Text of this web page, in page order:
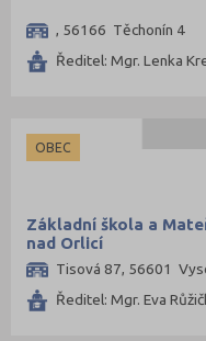
, 56166 Těchonín 4
Ředitel: Mgr. Lenka
OBEC
Základní škola a
nad Orlicí
Tisová 87, 56601
Ředitel: Mgr. Eva